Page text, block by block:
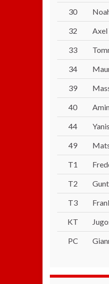
30
32
33
34
39
40
44
49
T1
T2
T3
KT
PC